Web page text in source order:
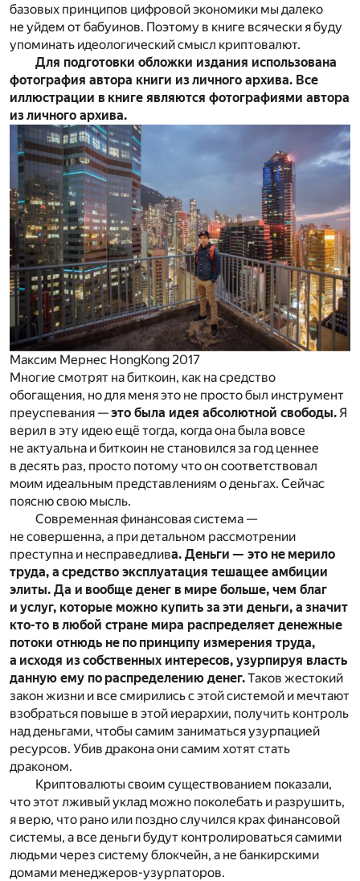
базовых принципов цифровой экономики мы далеко
не уйдем от бабуинов. Поэтому в книге всячески я буду
упоминать идеологический смысл криптовалют.
Для подготовки обложки издания использована
фотография автора книги из личного архива. Все
иллюстрации в книге являются фотографиями автора
из личного архива.
Максим Мернес HongKong 2017
Многие смотрят на биткоин, как на средство
обогащения, но для меня это не просто был инструмент
преуспевания —это была идея абсолютной свободы.Я
верил в эту идею ещё тогда, когда она была вовсе
не актуальна и биткоин не становился за год ценнее
в десять раз, просто потому что он соответствовал
моим идеальным представлениям о деньгах. Сейчас
поясню свою мысль.
Современная финансовая система —
не совершенна, а при детальном рассмотрении
преступна и несправедлива. Деньги — это не мерило
труда, а средство эксплуатация тешащее амбиции
элиты. Да и вообще денег в мире больше, чем благ
и услуг, которые можно купить за эти деньги, а значит
кто-то в любой стране мира распределяет денежные
потоки отнюдь не по принципу измерения труда,
а исходя из собственных интересов, узурпируя власть
данную ему по распределению денег.Таков жестокий
закон жизни и все смирились с этой системой и мечтают
взобраться повыше в этой иерархии, получить контроль
над деньгами, чтобы самим заниматься узурпацией
ресурсов. Убив дракона они самим хотят стать
драконом.
Криптовалюты своим существованием показали,
что этот лживый уклад можно поколебать и разрушить,
я верю, что рано или поздно случился крах финансовой
системы, а все деньги будут контролироваться самими
людьми через систему блокчейн, а не банкирскими
домами менеджеров-узурпаторов.